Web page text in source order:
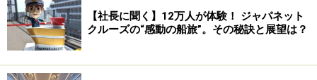
■ サン・プリンセスは、どんな人におススメ？
■2014年運航予定・申込み、問い合わせ先
■参考：プリンセス・クルーズとは？
【社長に聞く】12万人が体験！ ジャパネット
クルーズの“感動の船旅”。その秘訣と展望は？